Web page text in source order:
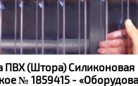
ПВХ (Штора) Силиконовая
№ 1859415 -